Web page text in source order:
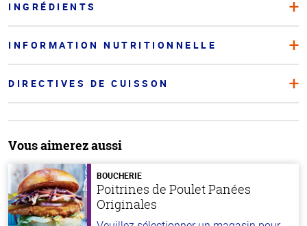
INGRÉDIENTS
INFORMATION NUTRITIONNELLE
DIRECTIVES DE CUISSON
Vous aimerez aussi
BOUCHERIE
Poitrines de Poulet Panées
Originales